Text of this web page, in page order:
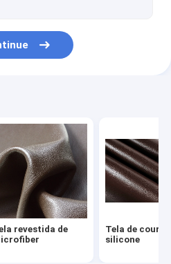
encomenda
revestida de
Tela de couro
silicone